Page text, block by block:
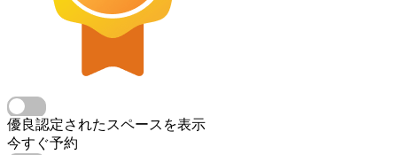
優良認定されたスペースを表示
今すぐ予約